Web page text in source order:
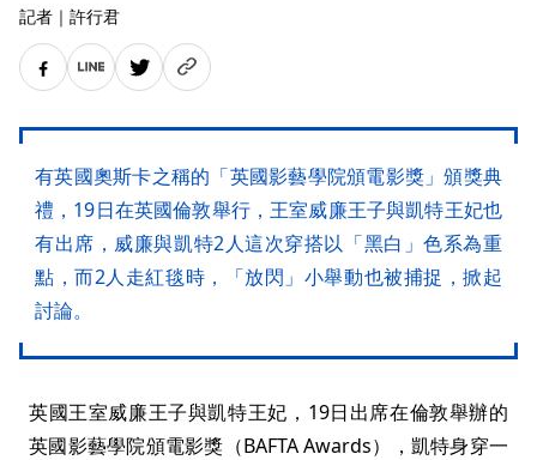
記者 ｜ 許行君
有英國奧斯卡之稱的「英國影藝學院頒電影獎」頒獎典
禮，19日在英國倫敦舉行，王室威廉王子與凱特王妃也
有出席，威廉與凱特2人這次穿搭以「黑白」色系為重
點，而2人走紅毯時，「放閃」小舉動也被捕捉，掀起
討論。
英國王室威廉王子與凱特王妃，19日出席在倫敦舉辦的
英國影藝學院頒電影獎（BAFTA Awards），凱特身穿一